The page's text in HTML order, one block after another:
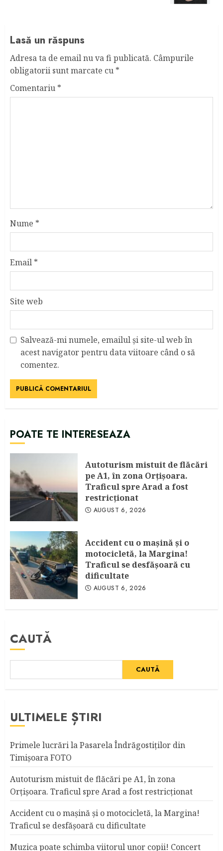
Lasă un răspuns
Adresa ta de email nu va fi publicată. Câmpurile
obligatorii sunt marcate cu *
Comentariu *
Nume *
Email *
Site web
Salvează-mi numele, emailul și site-ul web în
acest navigator pentru data viitoare când o să
comentez.
POATE TE INTERESEAZA
Autoturism mistuit de flăcări
pe A1, în zona Orțișoara.
Traficul spre Arad a fost
restricționat
AUGUST 6, 2026
Accident cu o maşină şi o
motocicletă, la Margina!
Traficul se desfăşoară cu
dificultate
AUGUST 6, 2026
CAUTĂ
CAUTĂ
ULTIMELE ȘTIRI
Primele lucrări la Pasarela Îndrăgostiţilor din
Timişoara FOTO
Autoturism mistuit de flăcări pe A1, în zona
Orțișoara. Traficul spre Arad a fost restricționat
Accident cu o maşină şi o motocicletă, la Margina!
Traficul se desfăşoară cu dificultate
Muzica poate schimba viitorul unor copii! Concert